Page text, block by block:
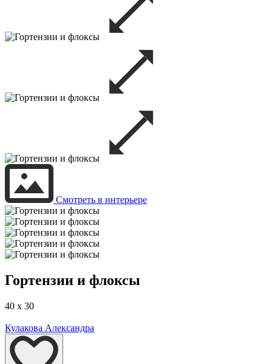
Смотреть в интерьере
Гортензии и флоксы
40 x 30
Кулакова Александра